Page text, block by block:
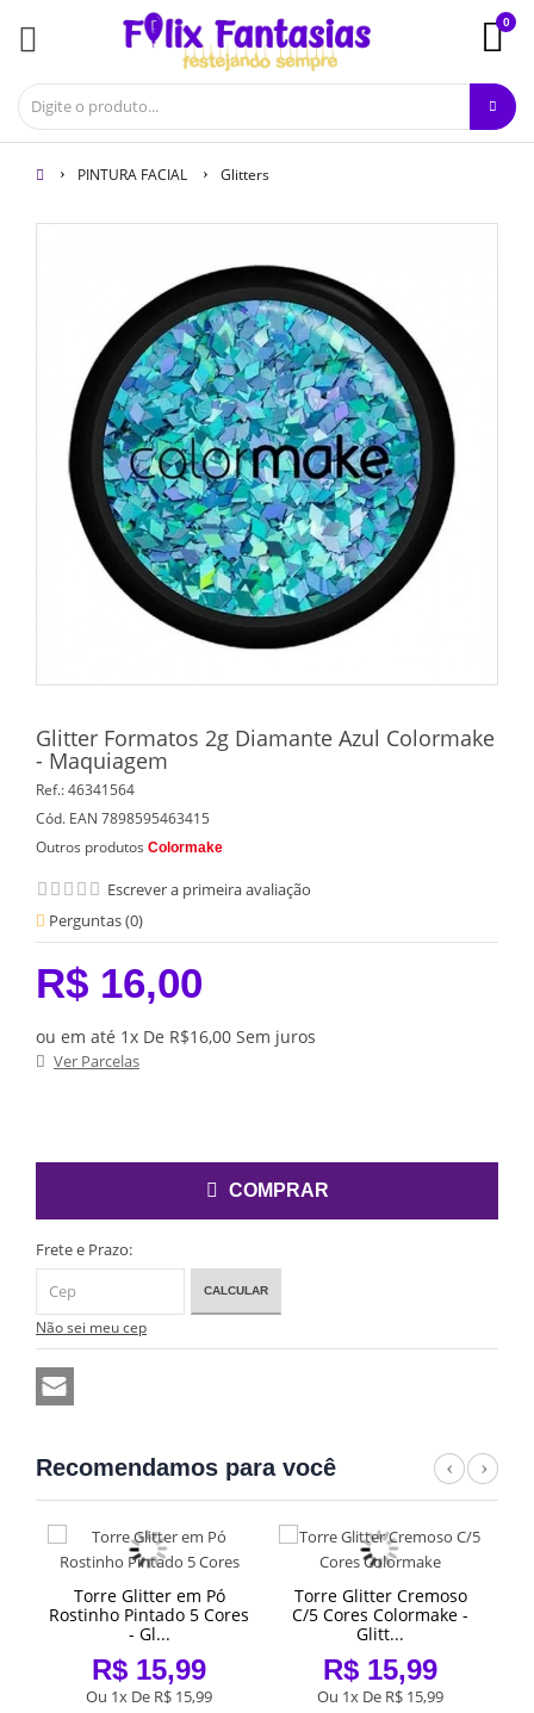
0
PINTURA FACIAL Glitters
Glitter Formatos 2g Diamante Azul Colormake
- Maquiagem
Ref.:46341564
Cód. EAN 7898595463415
Outros produtos Colormake
Escrever a primeira avaliação
Perguntas (0)
R$ 16,00
ou em até 1x De R$16,00 Sem juros
Ver Parcelas
COMPRAR
Frete e Prazo:
CALCULAR
Não sei meu cep
Recomendamos para você
Torre Glitter em Pó
Rostinho Pintado 5 Cores
- Gl...
R$ 15,99
Ou 1x De R$ 15,99
Torre Glitter Cremoso
C/5 Cores Colormake -
Glitt...
R$ 15,99
Ou 1x De R$ 15,99
Previous
Next